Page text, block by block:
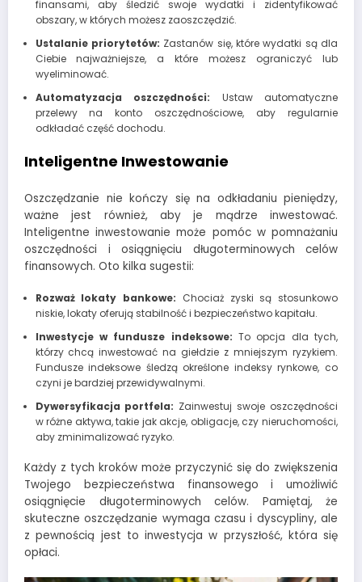
finansami, aby śledzić swoje wydatki i zidentyfikować
obszary, w których możesz zaoszczędzić.
Ustalanie priorytetów: Zastanów się, które wydatki są dla
Ciebie najważniejsze, a które możesz ograniczyć lub
wyeliminować.
Automatyzacja oszczędności: Ustaw automatyczne
przelewy na konto oszczędnościowe, aby regularnie
odkładać część dochodu.
Inteligentne Inwestowanie
Oszczędzanie nie kończy się na odkładaniu pieniędzy,
ważne jest również, aby je mądrze inwestować.
Inteligentne inwestowanie może pomóc w pomnażaniu
oszczędności i osiągnięciu długoterminowych celów
finansowych. Oto kilka sugestii:
Rozważ lokaty bankowe: Chociaż zyski są stosunkowo
niskie, lokaty oferują stabilność i bezpieczeństwo kapitału.
Inwestycje w fundusze indeksowe: To opcja dla tych,
którzy chcą inwestować na giełdzie z mniejszym ryzykiem.
Fundusze indeksowe śledzą określone indeksy rynkowe, co
czyni je bardziej przewidywalnymi.
Dywersyfikacja portfela: Zainwestuj swoje oszczędności
w różne aktywa, takie jak akcje, obligacje, czy nieruchomości,
aby zminimalizować ryzyko.
Każdy z tych kroków może przyczynić się do zwiększenia
Twojego bezpieczeństwa finansowego i umożliwić
osiągnięcie długoterminowych celów. Pamiętaj, że
skuteczne oszczędzanie wymaga czasu i dyscypliny, ale
z pewnością jest to inwestycja w przyszłość, która się
opłaci.